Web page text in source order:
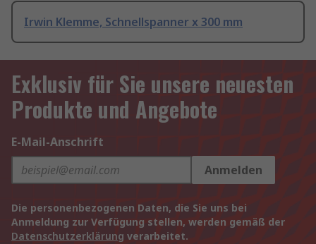
Irwin Klemme, Schnellspanner x 300 mm
Exklusiv für Sie unsere neuesten
Produkte und Angebote
E-Mail-Anschrift
Anmelden
Die personenbezogenen Daten, die Sie uns bei
Anmeldung zur Verfügung stellen, werden gemäß der
Datenschutzerklärung verarbeitet.